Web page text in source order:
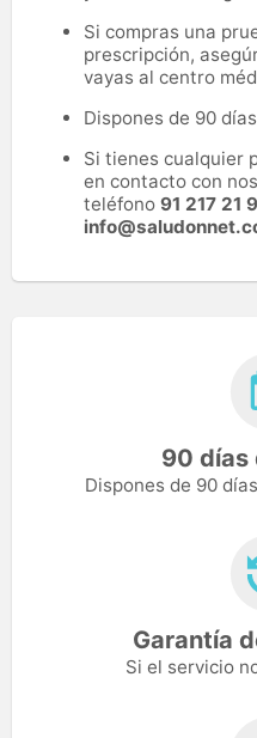
Si compras una
prescripción,
vayas al centro
Dispones de 90
Si tienes cualquier
en contacto con
teléfono 91 217 21
90 días
Dispones de 90
Garantía
Si el servicio